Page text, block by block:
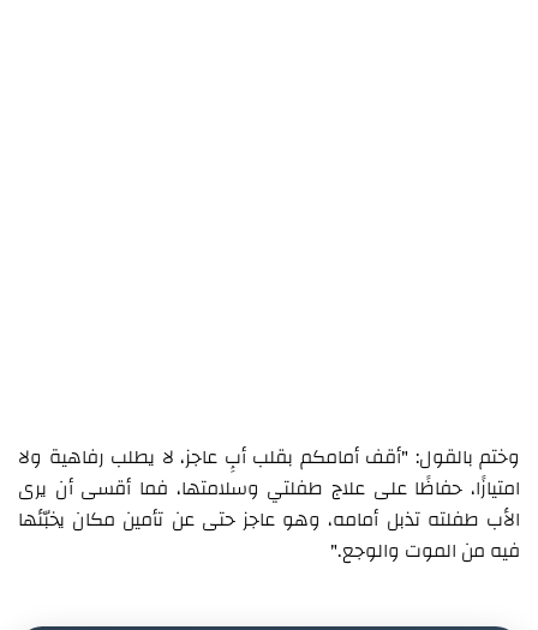
وختم بالقول: "أقف أمامكم بقلب أبٍ عاجز، لا يطلب رفاهية ولا
امتيازًا، حفاظًا على علاج طفلتي وسلامتها، فما أقسى أن يرى
الأب طفلته تذبل أمامه، وهو عاجز حتى عن تأمين مكان يخبّئها
فيه من الموت والوجع."